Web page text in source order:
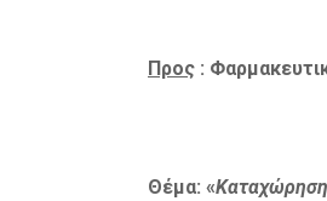
Προς :
Θέμα: «